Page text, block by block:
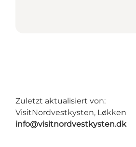
Zuletzt aktualisiert von:
VisitNordvestkysten, Løkken
info@visitnordvestkysten.dk